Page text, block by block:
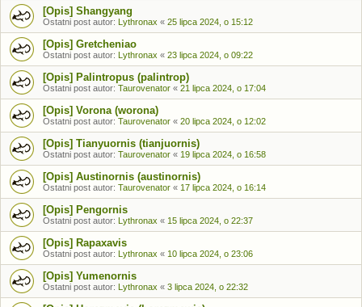
[Opis] Shangyang
Ostatni post autor: Lythronax « 25 lipca 2024, o 15:12
[Opis] Gretcheniao
Ostatni post autor: Lythronax « 23 lipca 2024, o 09:22
[Opis] Palintropus (palintrop)
Ostatni post autor: Taurovenator « 21 lipca 2024, o 17:04
[Opis] Vorona (worona)
Ostatni post autor: Taurovenator « 20 lipca 2024, o 12:02
[Opis] Tianyuornis (tianjuornis)
Ostatni post autor: Taurovenator « 19 lipca 2024, o 16:58
[Opis] Austinornis (austinornis)
Ostatni post autor: Taurovenator « 17 lipca 2024, o 16:14
[Opis] Pengornis
Ostatni post autor: Lythronax « 15 lipca 2024, o 22:37
[Opis] Rapaxavis
Ostatni post autor: Lythronax « 10 lipca 2024, o 23:06
[Opis] Yumenornis
Ostatni post autor: Lythronax « 3 lipca 2024, o 22:32